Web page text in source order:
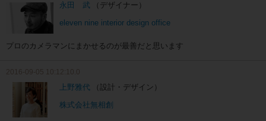
永田 武
（デザイナー）
eleven nine interior design office
プロのカメラマンにまかせるのが最善だと思います
2016-09-05 10:12:10.0
上野雅代
（設計・デザイン）
株式会社無相創